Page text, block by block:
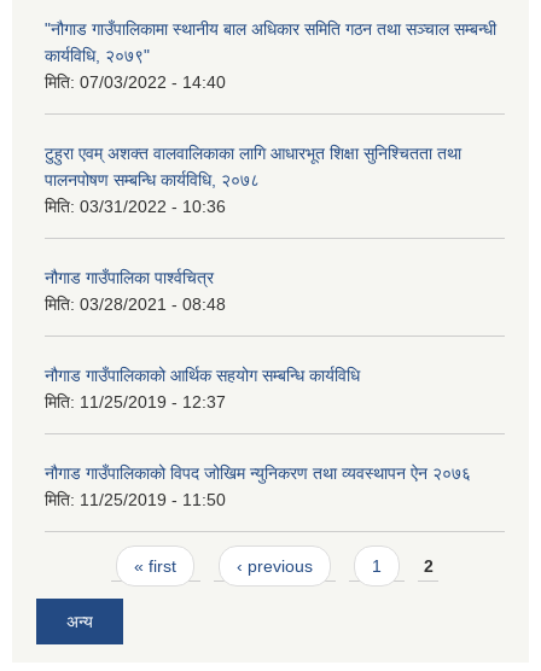
"नौगाड गाउँपालिकामा स्थानीय बाल अधिकार समिति गठन तथा सञ्चाल सम्बन्धी
कार्यविधि, २०७९"
मिति: 07/03/2022 - 14:40
टुहुरा एवम् अशक्त वालवालिकाका लागि आधारभूत शिक्षा सुनिश्चितता तथा
पालनपोषण सम्बन्धि कार्यविधि, २०७८
मिति: 03/31/2022 - 10:36
नौगाड गाउँपालिका पार्श्वचित्र
मिति: 03/28/2021 - 08:48
नौगाड गाउँपालिकाको आर्थिक सहयोग सम्बन्धि कार्यविधि
मिति: 11/25/2019 - 12:37
नौगाड गाउँपालिकाको विपद जोखिम न्युनिकरण तथा व्यवस्थापन ऐन २०७६
मिति: 11/25/2019 - 11:50
Pages« first ‹ previous 1 2
अन्य